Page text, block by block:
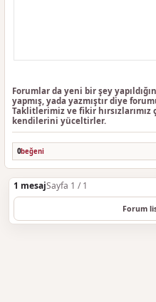
Forumlar da yeni bir şey
yapmış, yada yazmıştır diye
Taklitlerimiz ve fikir hırsızlarımız
kendilerini yüceltirler.
0beğeni
1 mesajSayfa 1 / 1
Forum